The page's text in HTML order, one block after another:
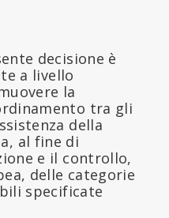
decisione è
a livello
la
tra gli
della
al fine di
e il controllo,
delle categorie
specificate